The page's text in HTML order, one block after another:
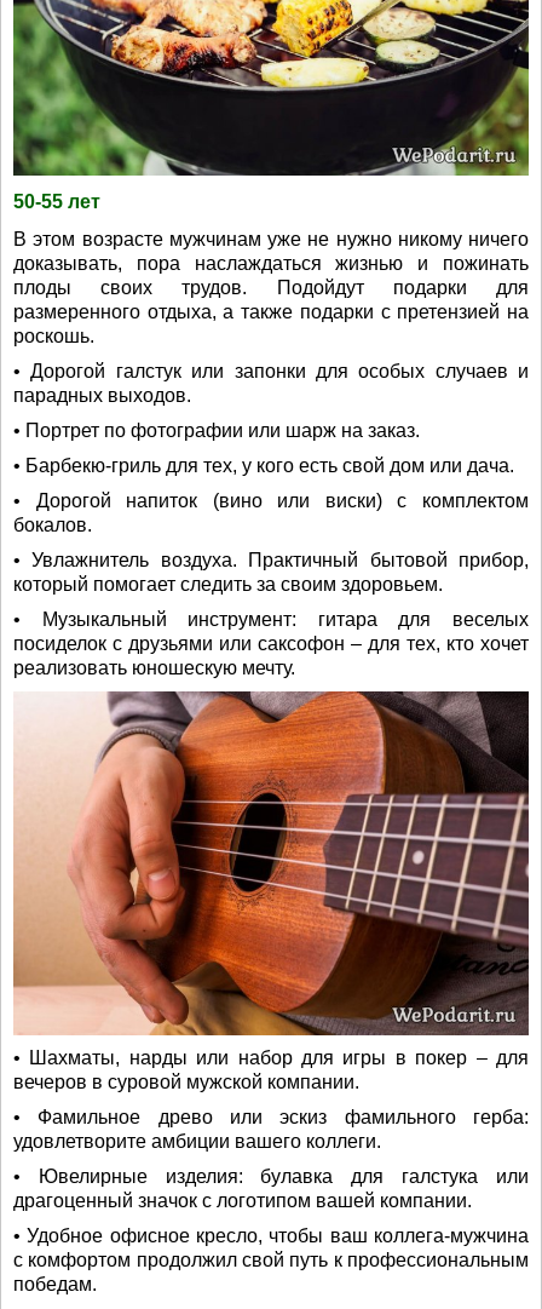
50-55 лет
В этом возрасте мужчинам уже не нужно никому ничего
доказывать, пора наслаждаться жизнью и пожинать
плоды своих трудов. Подойдут подарки для
размеренного отдыха, а также подарки с претензией на
роскошь.
• Дорогой галстук или запонки для особых случаев и
парадных выходов.
• Портрет по фотографии или шарж на заказ.
• Барбекю-гриль для тех, у кого есть свой дом или дача.
• Дорогой напиток (вино или виски) с комплектом
бокалов.
• Увлажнитель воздуха. Практичный бытовой прибор,
который помогает следить за своим здоровьем.
• Музыкальный инструмент: гитара для веселых
посиделок с друзьями или саксофон – для тех, кто хочет
реализовать юношескую мечту.
• Шахматы, нарды или набор для игры в покер – для
вечеров в суровой мужской компании.
• Фамильное древо или эскиз фамильного герба:
удовлетворите амбиции вашего коллеги.
• Ювелирные изделия: булавка для галстука или
драгоценный значок с логотипом вашей компании.
• Удобное офисное кресло, чтобы ваш коллега-мужчина
с комфортом продолжил свой путь к профессиональным
победам.